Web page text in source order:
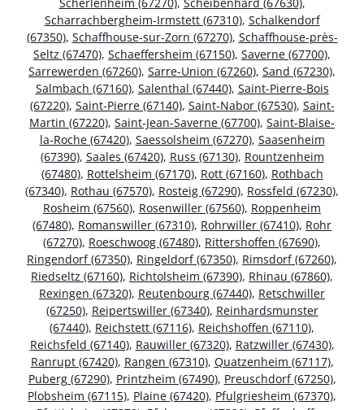
Scharrachbergheim-Irmstett (67310), Schalkendorf
(67350), Schaffhouse-sur-Zorn (67270), Schaffhouse-près-
Seltz (67470), Schaeffersheim (67150), Saverne (67700),
Sarrewerden (67260), Sarre-Union (67260), Sand (67230),
Salmbach (67160), Salenthal (67440), Saint-Pierre-Bois
(67220), Saint-Pierre (67140), Saint-Nabor (67530), Saint-
Martin (67220), Saint-Jean-Saverne (67700), Saint-Blaise-
la-Roche (67420), Saessolsheim (67270), Saasenheim
(67390), Saales (67420), Russ (67130), Rountzenheim
(67480), Rottelsheim (67170), Rott (67160), Rothbach
(67340), Rothau (67570), Rosteig (67290), Rossfeld (67230),
Rosheim (67560), Rosenwiller (67560), Roppenheim
(67480), Romanswiller (67310), Rohrwiller (67410), Rohr
(67270), Roeschwoog (67480), Rittershoffen (67690),
Ringendorf (67350), Ringeldorf (67350), Rimsdorf (67260),
Riedseltz (67160), Richtolsheim (67390), Rhinau (67860),
Rexingen (67320), Reutenbourg (67440), Retschwiller
(67250), Reipertswiller (67340), Reinhardsmunster
(67440), Reichstett (67116), Reichshoffen (67110),
Reichsfeld (67140), Rauwiller (67320), Ratzwiller (67430),
Ranrupt (67420), Rangen (67310), Quatzenheim (67117),
Puberg (67290), Printzheim (67490), Preuschdorf (67250),
Plobsheim (67115), Plaine (67420), Pfulgriesheim (67370),